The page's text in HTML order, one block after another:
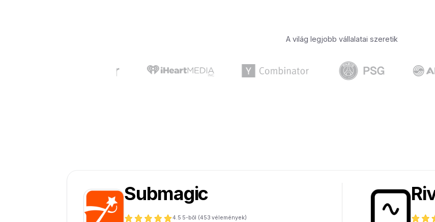
A világ legjobb vállalatai szeretik
Submagic
4.5 5-ből (453 vélemények)